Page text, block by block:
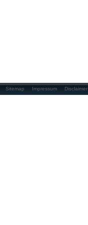
Sitemap Impressum Disclaimer